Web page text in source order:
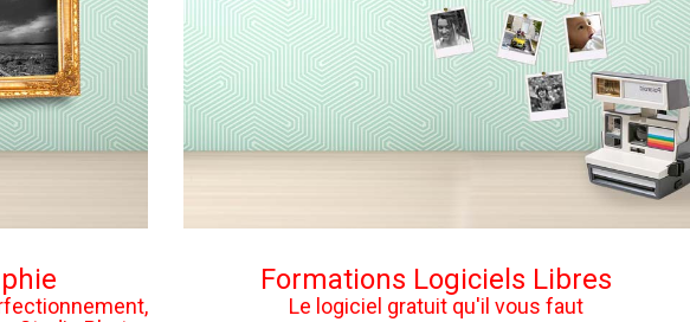
Formations Logiciels Libres
Le logiciel gratuit qu'il vous faut